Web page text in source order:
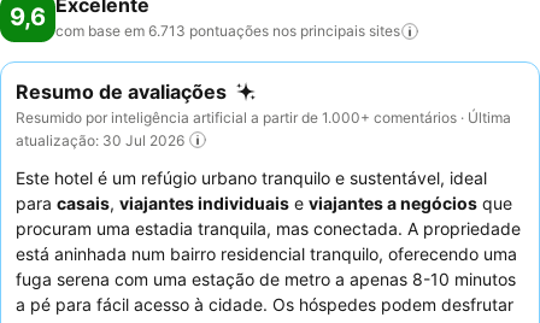
9,6 Excelente
com base em 6.713 pontuações nos principais sites
Resumo de avaliações
Resumido por inteligência artificial a partir de 1.000+ comentários · Última
atualização: 30 Jul 2026
Este hotel é um refúgio urbano tranquilo e sustentável, ideal
para casais, viajantes individuais e viajantes a negócios que
procuram uma estadia tranquila, mas conectada. A propriedade
está aninhada num bairro residencial tranquilo, oferecendo uma
fuga serena com uma estação de metro a apenas 8-10 minutos
a pé para fácil acesso à cidade. Os hóspedes podem desfrutar